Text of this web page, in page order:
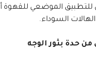
للتطبيق الموضعي للقهوة
السوداء.
من حدة بثور الوجه